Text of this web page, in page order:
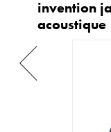
invention
acoustique